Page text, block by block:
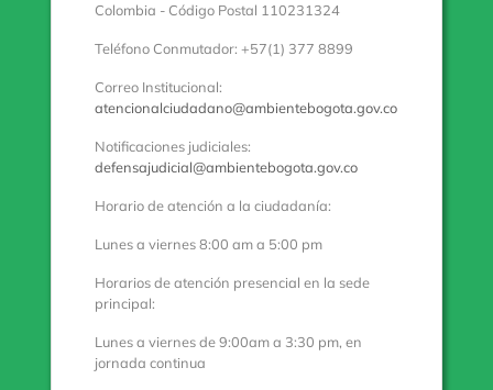
Colombia - Código Postal 110231324
Teléfono Conmutador: +57(1) 377 8899
Correo Institucional:
atencionalciudadano@ambientebogota.gov.co
Notificaciones judiciales:
defensajudicial@ambientebogota.gov.co
Horario de atención a la ciudadanía:
Lunes a viernes 8:00 am a 5:00 pm
Horarios de atención presencial en la sede
principal:
Lunes a viernes de 9:00am a 3:30 pm, en
jornada continua